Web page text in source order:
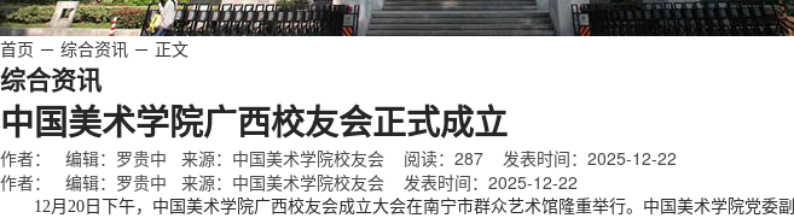
首页 － 综合资讯 － 正文
综合资讯
中国美术学院广西校友会正式成立
作者： 编辑：罗贵中 来源：中国美术学院校友会 阅读： 287 发表时间：2025-12-22
作者： 编辑：罗贵中 来源：中国美术学院校友会 发表时间：2025-12-22
12月20日下午，中国美术学院广西校友会成立大会在南宁市群众艺术馆隆重举行。中国美术学院党